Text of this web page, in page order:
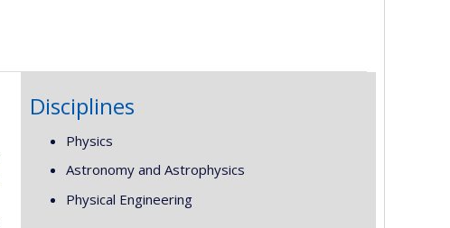
Disciplines
Physics
Astronomy and Astrophysics
Physical Engineering